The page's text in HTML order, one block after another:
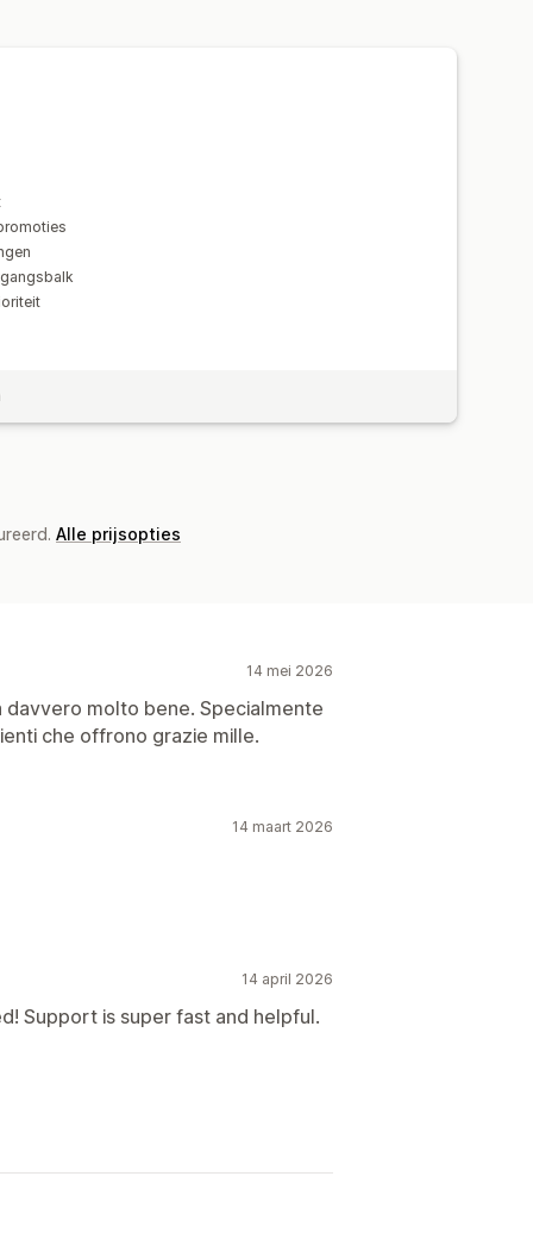
Alle prijsopties
14 mei 2026
molto bene. Specialmente
che offrono grazie mille.
14 maart 2026
14 april 2026
Support is super fast and helpful.